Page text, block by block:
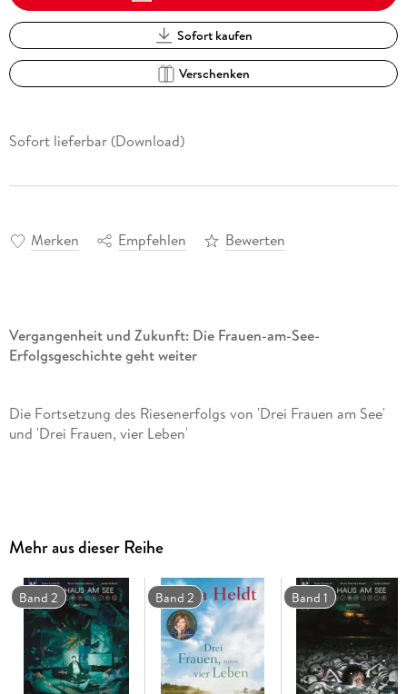
Sofort kaufen
Verschenken
Sofort lieferbar (Download)
Merken Empfehlen Bewerten
Vergangenheit und Zukunft: Die Frauen-am-See-
Erfolgsgeschichte geht weiter
Die Fortsetzung des Riesenerfolgs von 'Drei Frauen am See'
und 'Drei Frauen, vier Leben'
Die Geschichten von Alexandra, Friederike und Jule
werden fortgeschrieben
Mehr aus dieser Reihe
Band 2 Band 2 Band 1